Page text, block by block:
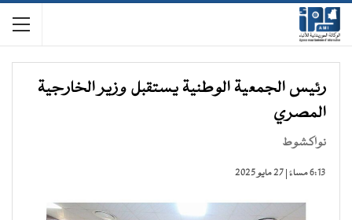
رئيس الجمعية الوطنية يستقبل وزير الخارجية
المصري
نواكشوط
6:13 مساءً | 27 مايو 2025